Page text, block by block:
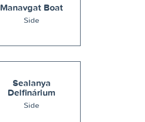
Manavgat Boat
Side
Sealanya
Delfinárium
Side